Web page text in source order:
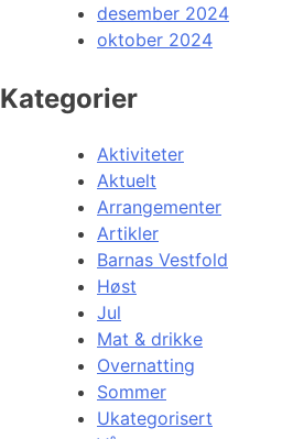
desember 2024
oktober 2024
Kategorier
Aktiviteter
Aktuelt
Arrangementer
Artikler
Barnas Vestfold
Høst
Jul
Mat & drikke
Overnatting
Sommer
Ukategorisert